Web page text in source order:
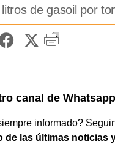
de gasoil por
canal de Whatsapp
informado?
de las últimas noticias